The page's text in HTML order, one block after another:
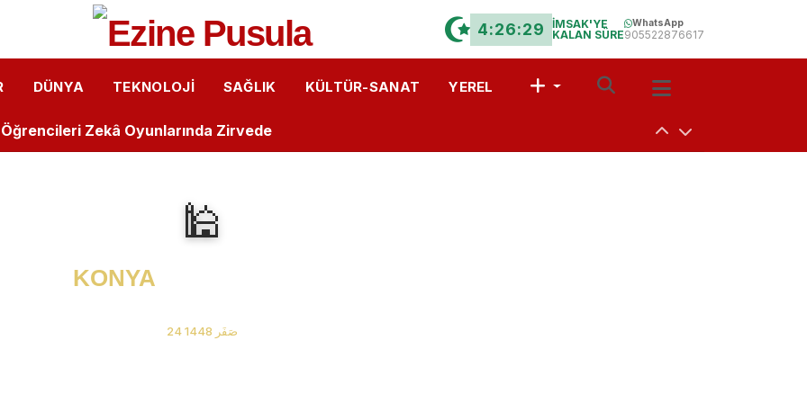
4:26:28
İMSAK'YE
KALAN SÜRE
WhatsApp
905522876617
DÜNYA TEKNOLOJI SAĞLIK KÜLTÜR-SANAT YEREL
Ankara gezisinde
Öğrenciler Lazer Teknolojisini Yakından Tanıdı
Büyük Başarı: İlk Kitaplarını Okurlarıyla Buluşturdular
Zekâ Oyunlarında Zirvede
Arasında Hıdırellez Buluşması: Müzisyenlerden Anlamlı Davet
OSB MYO’da “Çok Gezen mi Bilir, Çok Okuyan mı Bilir?” Münazarası
🕌
KONYA
24 صَفَر 1448